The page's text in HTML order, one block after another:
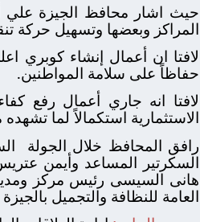
حيث اشار محافظ الجيزة علي
المراكز وبعضها وتسهيل حركة
لافتا ان أعمال إنشاء
حفاظاً على سلامة المواطنين.
لافتا انه جاري أعمال رفع
الاستثمارية استكمالاً لما
رافق المحافظ خلال الجولة
السكرتير المساعد وأيمن
هانى السيسى رئيس مركز
العامة للنظافة والتجميل